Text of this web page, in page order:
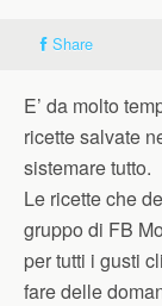
Share
E’ da molto
ricette salvate
sistemare tutto.
Le ricette che
gruppo di FB
per tutti i gusti
fare delle